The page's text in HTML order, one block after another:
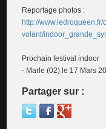
Reportage photos :
http://www.ledroqueen.fr/
volant/
Prochain festival indoor
- Marle (02) le 17 Mars
Partager sur :